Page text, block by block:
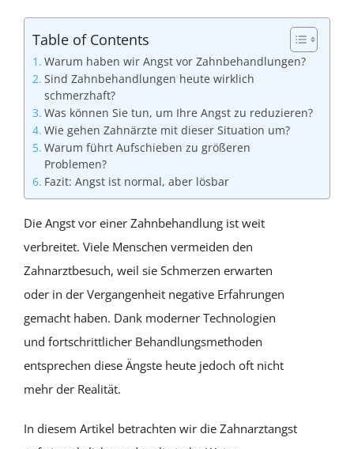
Table of Contents
Warum haben wir Angst vor Zahnbehandlungen?
Sind Zahnbehandlungen heute wirklich
schmerzhaft?
Was können Sie tun, um Ihre Angst zu reduzieren?
Wie gehen Zahnärzte mit dieser Situation um?
Warum führt Aufschieben zu größeren
Problemen?
Fazit: Angst ist normal, aber lösbar
Die Angst vor einer Zahnbehandlung ist weit
verbreitet. Viele Menschen vermeiden den
Zahnarztbesuch, weil sie Schmerzen erwarten
oder in der Vergangenheit negative Erfahrungen
gemacht haben. Dank moderner Technologien
und fortschrittlicher Behandlungsmethoden
entsprechen diese Ängste heute jedoch oft nicht
mehr der Realität.
In diesem Artikel betrachten wir die Zahnarztangst